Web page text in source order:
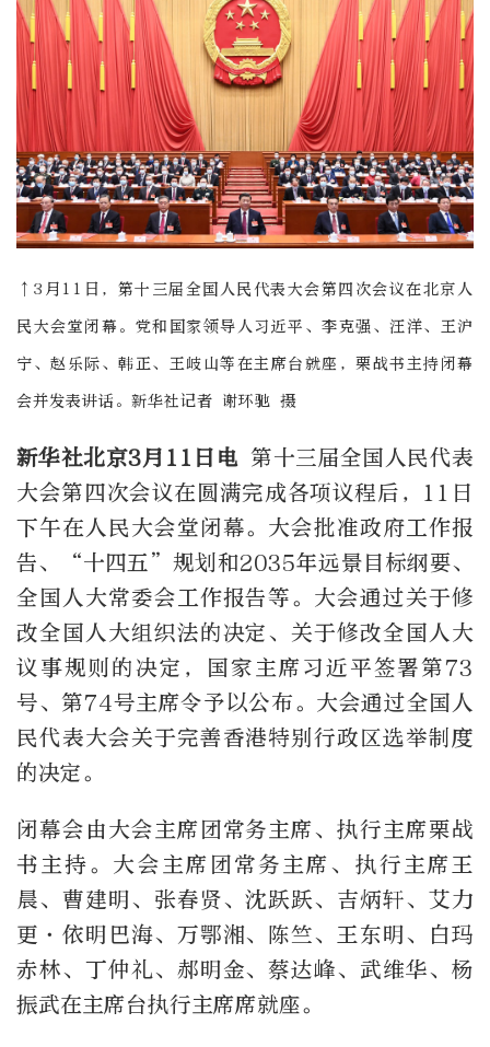
↑3月11日，第十三届全国人民代表大会第四次会议在北京人
民大会堂闭幕。党和国家领导人习近平、李克强、汪洋、王沪
宁、赵乐际、韩正、王岐山等在主席台就座，栗战书主持闭幕
会并发表讲话。新华社记者 谢环驰 摄
新华社北京3月11日电 第十三届全国人民代表
大会第四次会议在圆满完成各项议程后，11日
下午在人民大会堂闭幕。大会批准政府工作报
告、“十四五”规划和2035年远景目标纲要、
全国人大常委会工作报告等。大会通过关于修
改全国人大组织法的决定、关于修改全国人大
议事规则的决定，国家主席习近平签署第73
号、第74号主席令予以公布。大会通过全国人
民代表大会关于完善香港特别行政区选举制度
的决定。
闭幕会由大会主席团常务主席、执行主席栗战
书主持。大会主席团常务主席、执行主席王
晨、曹建明、张春贤、沈跃跃、吉炳轩、艾力
更·依明巴海、万鄂湘、陈竺、王东明、白玛
赤林、丁仲礼、郝明金、蔡达峰、武维华、杨
振武在主席台执行主席席就座。